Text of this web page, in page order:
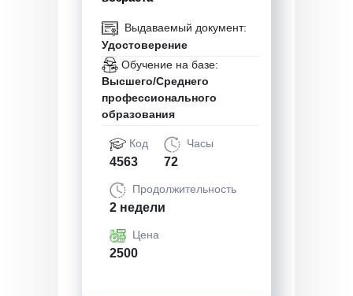
Выдаваемый документ:
Удостоверение
Обучение на базе:
Высшего/Среднего
профессионального
образования
Код
4563
Часы
72
Продолжительность
2 недели
Цена
2500